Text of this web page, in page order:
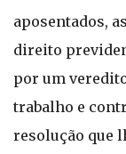
aposentados,
direito
por um
trabalho e
resolução que